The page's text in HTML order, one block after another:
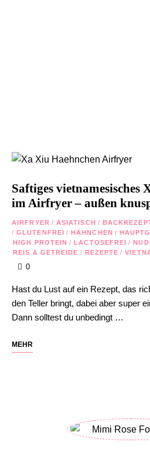
Saftiges vietnamesisches
im Airfryer – außen
AIRFRYER / ASIATISCH /
/ GLUTENFREI / HÄHNCHEN /
HIGH PROTEIN / LACTOSEFREI /
REIS & GETREIDE / REZEPTE /
0
Hast du Lust auf ein Rezept, das
den Teller bringt, dabei aber super
Dann solltest du unbedingt …
MEHR